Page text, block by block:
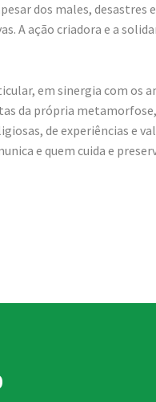
dos males,
A ação criadora e a
em sinergia com os
da própria
de experiências e
e quem cuida e